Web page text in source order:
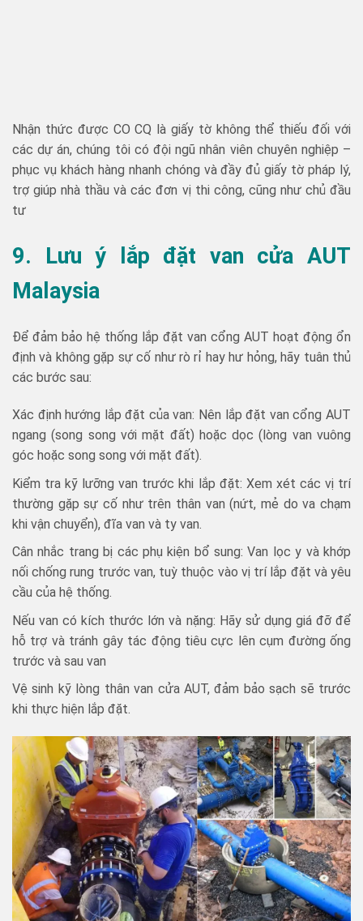
Nhận thức được CO CQ là giấy tờ không thể thiếu đối với
các dự án, chúng tôi có đội ngũ nhân viên chuyên nghiệp –
phục vụ khách hàng nhanh chóng và đầy đủ giấy tờ pháp lý,
trợ giúp nhà thầu và các đơn vị thi công, cũng như chủ đầu
tư
9. Lưu ý lắp đặt van cửa AUT
Malaysia
Để đảm bảo hệ thống lắp đặt van cổng AUT hoạt động ổn
định và không gặp sự cố như rò rỉ hay hư hỏng, hãy tuân thủ
các bước sau:
Xác định hướng lắp đặt của van: Nên lắp đặt van cổng AUT
ngang (song song với mặt đất) hoặc dọc (lòng van vuông
góc hoặc song song với mặt đất).
Kiểm tra kỹ lưỡng van trước khi lắp đặt: Xem xét các vị trí
thường gặp sự cố như trên thân van (nứt, mẻ do va chạm
khi vận chuyển), đĩa van và ty van.
Cân nhắc trang bị các phụ kiện bổ sung: Van lọc y và khớp
nối chống rung trước van, tuỳ thuộc vào vị trí lắp đặt và yêu
cầu của hệ thống.
Nếu van có kích thước lớn và nặng: Hãy sử dụng giá đỡ để
hỗ trợ và tránh gây tác động tiêu cực lên cụm đường ống
trước và sau van
Vệ sinh kỹ lòng thân van cửa AUT, đảm bảo sạch sẽ trước
khi thực hiện lắp đặt.